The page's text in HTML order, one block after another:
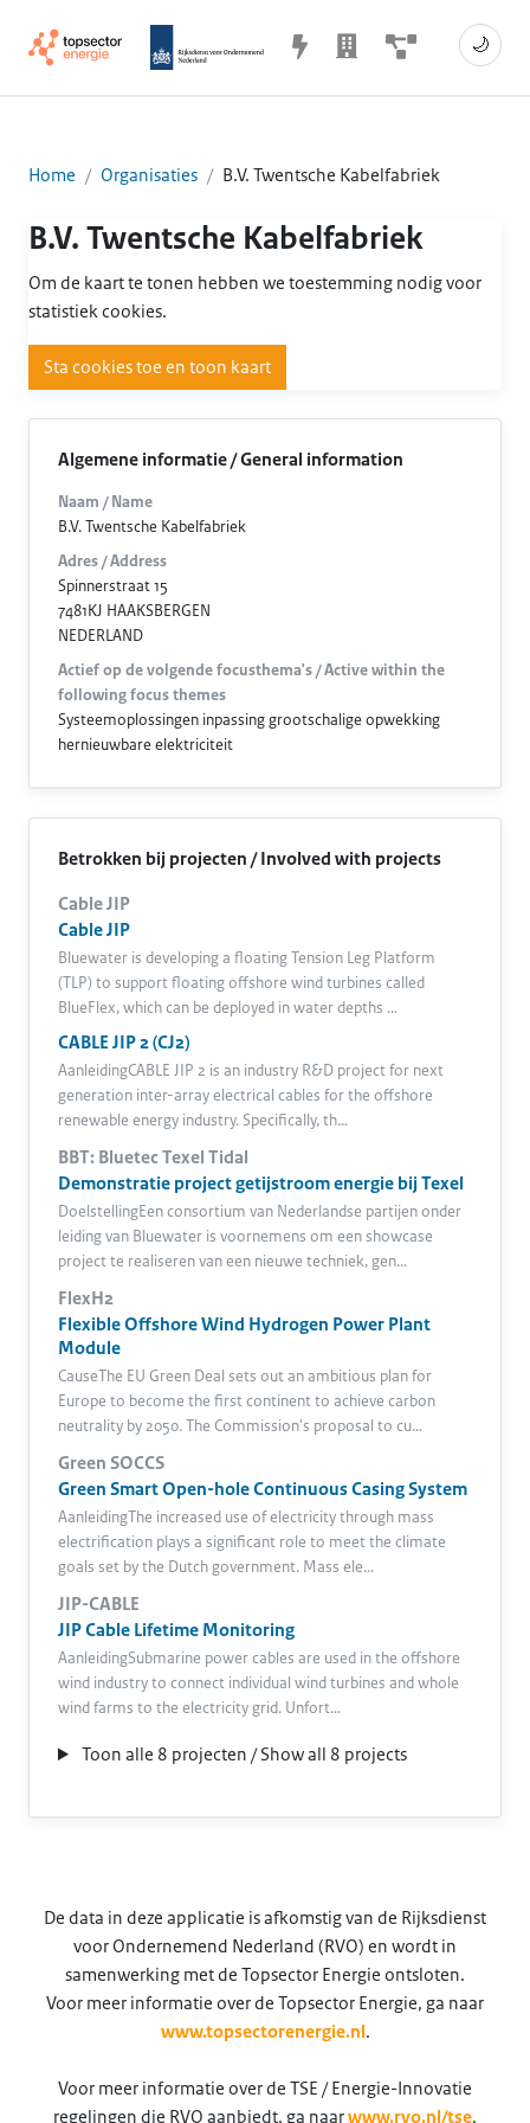
🌙
Home Organisaties B.V. Twentsche Kabelfabriek
B.V. Twentsche Kabelfabriek
Om de kaart te tonen hebben we toestemming nodig voor
statistiek cookies.
Sta cookies toe en toon kaart
Algemene informatie / General information
Naam / Name
B.V. Twentsche Kabelfabriek
Adres / Address
Spinnerstraat 15
7481KJ HAAKSBERGEN
NEDERLAND
Actief op de volgende focusthema's / Active within the
following focus themes
Systeemoplossingen inpassing grootschalige opwekking
hernieuwbare elektriciteit
Betrokken bij projecten / Involved with projects
Cable JIP
Cable JIP
Bluewater is developing a floating Tension Leg Platform
(TLP) to support floating offshore wind turbines called
BlueFlex, which can be deployed in water depths …
CABLE JIP 2 (CJ2)
AanleidingCABLE JIP 2 is an industry R&D project for next
generation inter-array electrical cables for the offshore
renewable energy industry. Specifically, th…
BBT: Bluetec Texel Tidal
Demonstratie project getijstroom energie bij Texel
DoelstellingEen consortium van Nederlandse partijen onder
leiding van Bluewater is voornemens om een showcase
project te realiseren van een nieuwe techniek, gen…
FlexH2
Flexible Offshore Wind Hydrogen Power Plant
Module
CauseThe EU Green Deal sets out an ambitious plan for
Europe to become the first continent to achieve carbon
neutrality by 2050. The Commission's proposal to cu…
Green SOCCS
Green Smart Open-hole Continuous Casing System
AanleidingThe increased use of electricity through mass
electrification plays a significant role to meet the climate
goals set by the Dutch government. Mass ele…
JIP-CABLE
JIP Cable Lifetime Monitoring
AanleidingSubmarine power cables are used in the offshore
wind industry to connect individual wind turbines and whole
wind farms to the electricity grid. Unfort…
Toon alle 8 projecten / Show all 8 projects
De data in deze applicatie is afkomstig van de Rijksdienst
voor Ondernemend Nederland (RVO) en wordt in
samenwerking met de Topsector Energie ontsloten.
Voor meer informatie over de Topsector Energie, ga naar
www.topsectorenergie.nl .
Voor meer informatie over de TSE / Energie-Innovatie
regelingen die RVO aanbiedt, ga naarwww.rvo.nl/tse.